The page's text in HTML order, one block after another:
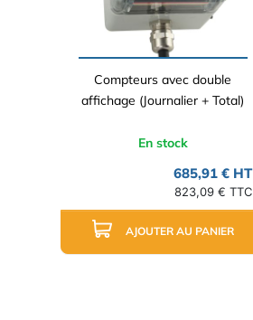
Compteurs avec double
affichage (Journalier + Total)
En stock
685,91 € HT
823,09 € TTC
AJOUTER AU PANIER